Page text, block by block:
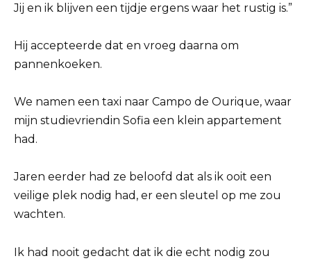
Jij en ik blijven een tijdje ergens waar het rustig is.”
Hij accepteerde dat en vroeg daarna om
pannenkoeken.
We namen een taxi naar Campo de Ourique, waar
mijn studievriendin Sofia een klein appartement
had.
Jaren eerder had ze beloofd dat als ik ooit een
veilige plek nodig had, er een sleutel op me zou
wachten.
Ik had nooit gedacht dat ik die echt nodig zou